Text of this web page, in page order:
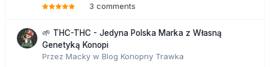
3 comments
🌱 THC-THC - Jedyna Polska Marka z Własną
Genetyką Konopi
Przez Macky w Blog Konopny Trawka